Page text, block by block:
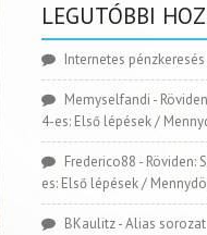
LEGUTÓBBI
Internetes pénzkeresés
Memyselfandi -
4-es: Első lépések /
Frederico88 - Röviden:
es: Első lépések /
BKaulitz-Alias sorozat